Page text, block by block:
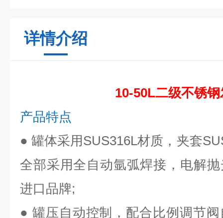
详情介绍
10-50L二级不锈
产品特点
●罐体采用SUS316L材质，夹套
全部采用全自动氩弧焊接，电解
进口品牌;
● 罐压自动控制，配合比例调节